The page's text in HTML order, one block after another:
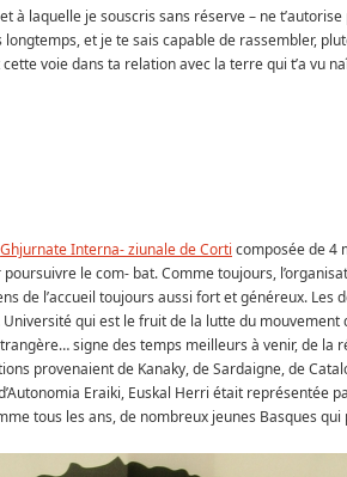
à laquelle je souscris sans réserve – ne
et je te sais capable de rassembler,
voie dans ta relation avec la terre qui t’a vu
Ghjurnate Interna- ziunale de Corti composée de 4
le com- bat. Comme toujours,
de l’accueil toujours aussi fort et généreux. Les
qui est le fruit de la lutte du mouvement
signe des temps meilleurs à venir, de la
provenaient de Kanaky, de Sardaigne, de
Eraiki, Euskal Herri était représentée
tous les ans, de nombreux jeunes Basques